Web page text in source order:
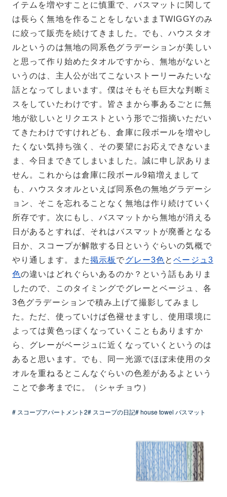
イテムを増やすことに慎重で、バスマットに関して
は長らく無地を作ることをしないままTWIGGYのみ
に絞って販売を続けてきました。でも、ハウスタオ
ルというのは無地の同系色グラデーションが美しい
と思って作り始めたタオルですから、無地がないと
いうのは、主人公が出てこないストーリーみたいな
話となってしまいます。僕はそもそも巨大な判断ミ
スをしていたわけです。皆さまから事あるごとに無
地が欲しいとリクエストという形でご指摘いただい
てきたわけですけれども、倉庫に段ボールを増やし
たくない気持ち強く、その要望にお応えできないま
ま、今日まできてしまいました。誠に申し訳ありま
せん。これからは倉庫に段ボール9箱増えまして
も、ハウスタオルといえば同系色の無地グラデーシ
ョン、そこを忘れることなく無地は作り続けていく
所存です。次にもし、バスマットから無地が消える
日があるとすれば、それはバスマットが廃番となる
日か、スコープが解散する日というぐらいの気概で
やり通します。また掲示板 でグレー3色とベージュ3
色の違いはどれぐらいあるのか？という話もありま
したので、このタイミングでグレーとベージュ、各
3色グラデーションで積み上げて撮影してみまし
た。ただ、使っていけば色褪せますし、使用環境に
よっては黄色っぽくなっていくこともありますか
ら、グレーがベージュに近くなっていくというのは
あると思います。でも、同一光源でほぼ未使用のタ
オルを重ねるとこんなぐらいの色差があるよという
ことで参考までに。（シャチョウ）
# スコープアパートメント2# スコープの日記# house towel バスマット